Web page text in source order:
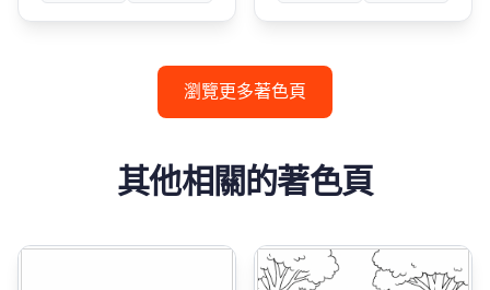
瀏覽更多著色頁
其他相關的著色頁